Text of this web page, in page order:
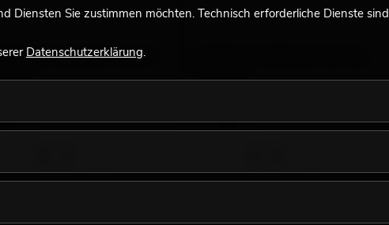
LED Strip flexibler Verbinder
€ 12,90€
Diensten Sie zustimmen möchten. Technisch erforderliche Dienste sind
Datenschutzerklärung.